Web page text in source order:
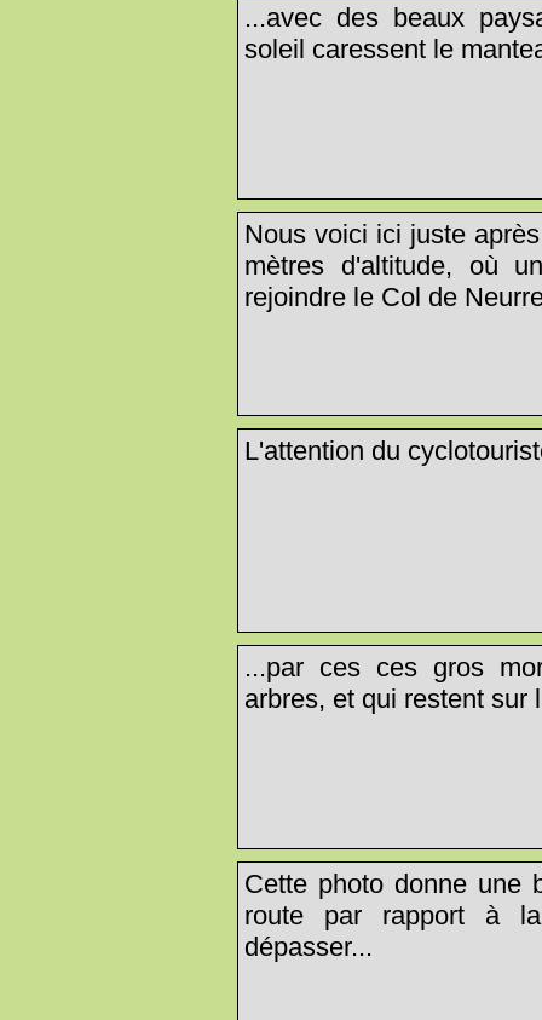
...avec des beaux
soleil caressent le
Nous voici ici juste
mètres d'altitude, où
rejoindre le Col de
L'attention du
...par ces ces gros
arbres, et qui restent sur
Cette photo donne une
route par rapport à
dépasser...